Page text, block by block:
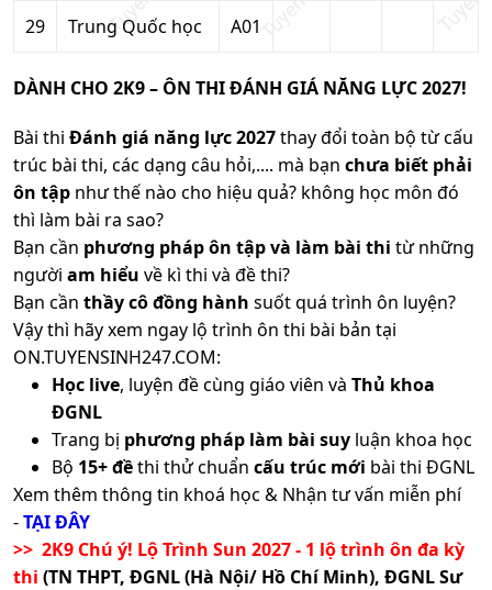
29 Trung Quốc học A01
DÀNH CHO 2K9 – ÔN THI ĐÁNH GIÁ NĂNG LỰC 2027!
Bài thi Đánh giá năng lực 2027thay đổi toàn bộ từ cấu
trúc bài thi, các dạng câu hỏi,.... mà bạn chưa biết phải
ôn tập như thế nào cho hiệu quả? không học môn đó
thì làm bài ra sao?
Bạn cần phương pháp ôn tập và làm bài thi từ những
người am hiểu về kì thi và đề thi?
Bạn cần thầy cô đồng hành suốt quá trình ôn luyện?
Vậy thì hãy xem ngay lộ trình ôn thi bài bản tại
ON.TUYENSINH247.COM:
Học live, luyện đề cùng giáo viên và Thủ khoa
ĐGNL
Trang bị phương pháp làm bài suy luận khoa học
Bộ 15+ đềthi thử chuẩn cấu trúc mới bài thi ĐGNL
Xem thêm thông tin khoá học & Nhận tư vấn miễn phí
-TẠI ĐÂY
>> 2K9 Chú ý! Lộ Trình Sun 2027 - 1 lộ trình ôn đa kỳ
thi (TN THPT, ĐGNL (Hà Nội/ Hồ Chí Minh), ĐGNL Sư